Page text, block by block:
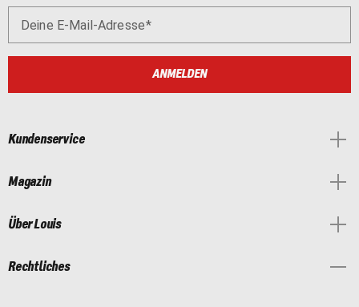
Deine E-Mail-Adresse
ANMELDEN
Kundenservice
Magazin
Über Louis
Rechtliches